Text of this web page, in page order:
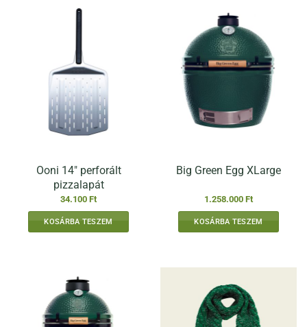
Ooni 14″ perforált
pizzalapát
34.100 Ft
KOSÁRBA TESZEM
Big Green Egg XLarge
1.258.000 Ft
KOSÁRBA TESZEM